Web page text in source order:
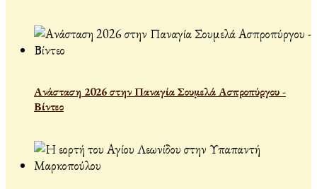
Ανάσταση 2026 στην Παναγία Σουμελά Ασπροπύργου -
Βίντεο